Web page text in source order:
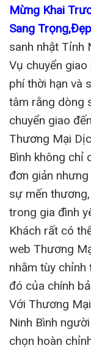
Mừng Khai
Sang
sanh nhật Tỉnh
Vụ chuyển
phí thời hạn và
tâm rằng dòng
chuyển giao
Thương Mại
Bình không chỉ
đơn giản
sự mến
trong gia đình
Khách rất có
web Thương
nhằm tùy chỉnh
đó của chính
Với Thương
Ninh Bình
chọn hoàn